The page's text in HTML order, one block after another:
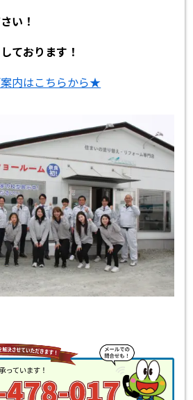
い！
ております！
内はこちらから★